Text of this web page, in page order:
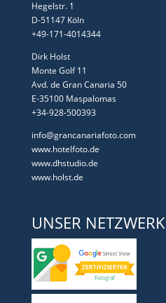
Hegelstr. 1
D-51147 Köln
+49-171-4014344
Dirk Holst
Monte Golf 11
Avd. de Gran Canaria 50
E-35100 Maspalomas
+34-928-500393
info@grancanariafoto.com
www.hotelfoto.de
www.dhstudio.de
www.holst.de
UNSER NETZWERK